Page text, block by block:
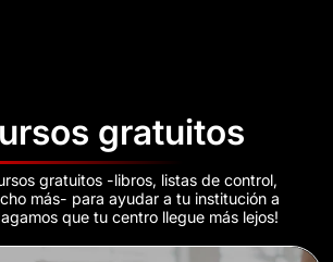
gratuitos
gratuitos -libros, listas de control,
más- para ayudar a tu institución a
que tu centro llegue más lejos!